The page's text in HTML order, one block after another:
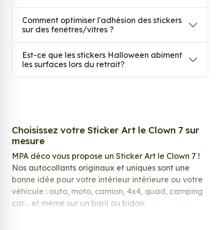
Comment optimiser l'adhésion des stickers
sur des fenêtres/vitres ?
Est-ce que les stickers Halloween abîment
les surfaces lors du retrait?
Choisissez votre Sticker Art le Clown 7 sur
mesure
MPA déco vous propose un Sticker Art le Clown 7 !
Nos autocollants originaux et uniques sont une
bonne idée pour votre intérieur intérieure ou votre
véhicule : auto, moto, camion, 4x4, quad, camping
car… et même sur un baril ou bidon.